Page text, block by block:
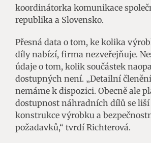
koordinátorka komunikace
republika a Slovensko.
Přesná data o tom, ke kolika
díly nabízí, firma nezveřejňuje.
údaje o tom, kolik součástek
dostupných není. „Detailní
nemáme k dispozici. Obecně ale
dostupnost náhradních dílů se liší
konstrukce výrobku a
požadavků,“ tvrdí Richterová.